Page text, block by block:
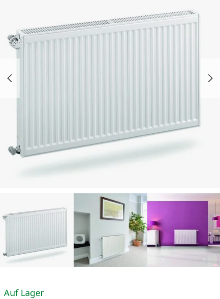
Auf Lager